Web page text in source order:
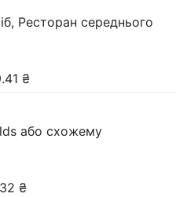
Ресторан середнього
₴
або схожему
₴